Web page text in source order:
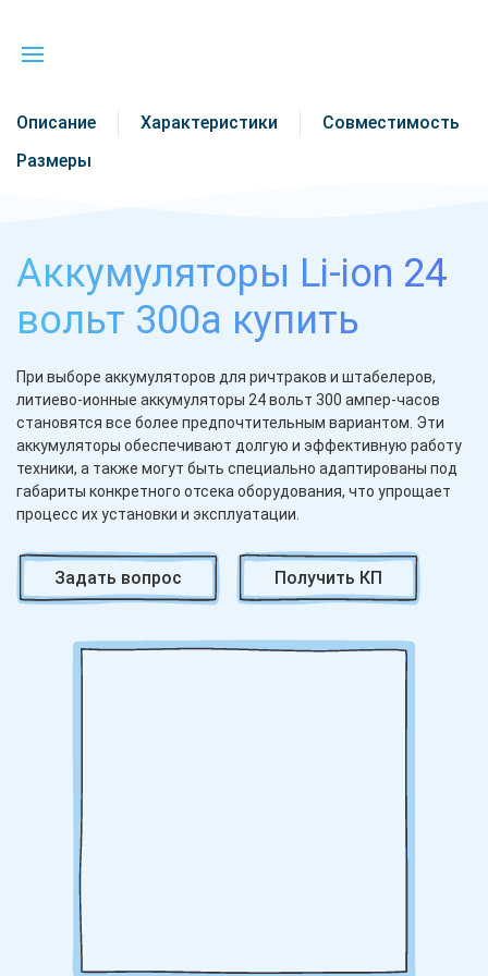
Описание Характеристики
Совместимость
Размеры
Аккумуляторы Li-ion 24
вольт 300а купить
При выборе аккумуляторов для ричтраков и штабелеров,
литиево-ионные аккумуляторы 24 вольт 300 ампер-часов
становятся все более предпочтительным вариантом. Эти
аккумуляторы обеспечивают долгую и эффективную работу
техники, а также могут быть специально адаптированы под
габариты конкретного отсека оборудования, что упрощает
процесс их установки и эксплуатации.
Литиево-ионные аккумуляторы 24V 300Ah выгодно
отличаются от своих предшественников не только
увеличенной емкостью, но и возможностью тонкой
изготовлению аккумуляторов на заказ, что позволяет
полностью использовать доступное пространство в отсеке
Благодаря использованию современных литиево-ионных
технологий, аккумуляторы 24V 300Ah обладают рядом
преимуществ перед традиционными свинцово-кислотными
аккумуляторами. Они способны выдерживать большее
количество циклов зарядки-разрядки, что значительно
продлевает их срок службы. Кроме того, они быстрее
заряжаются и имеют меньший вес, что повышает общую
Задать вопрос Получить КП